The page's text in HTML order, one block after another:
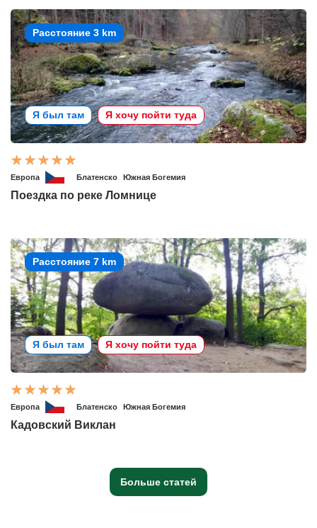
Расстояние 3 km
Я был там Я хочу пойти туда
Европа Блатенско Южная Богемия
Поездка по реке Ломнице
Расстояние 7 km
Я был там Я хочу пойти туда
Европа Блатенско Южная Богемия
Кадовский Виклан
Больше статей